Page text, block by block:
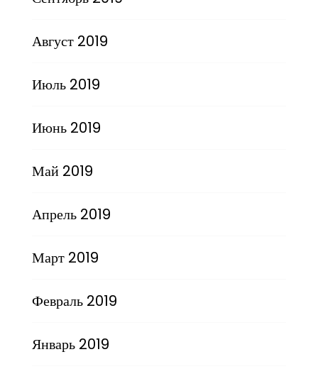
Август 2019
Июль 2019
Июнь 2019
Май 2019
Апрель 2019
Март 2019
Февраль 2019
Январь 2019